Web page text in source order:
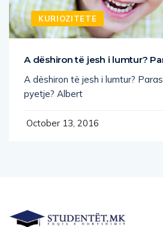
KURIOZITETE
A dëshiron të jesh i lumtur?
A dëshiron të jesh i lumtur?
pyetje? Albert
October 13, 2016